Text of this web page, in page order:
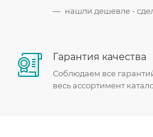
нашли дешевле -
Гарантия качества
Соблюдаем все
весь ассортимент